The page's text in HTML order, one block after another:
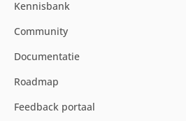
Kennisbank
Community
Documentatie
Roadmap
Feedback portaal